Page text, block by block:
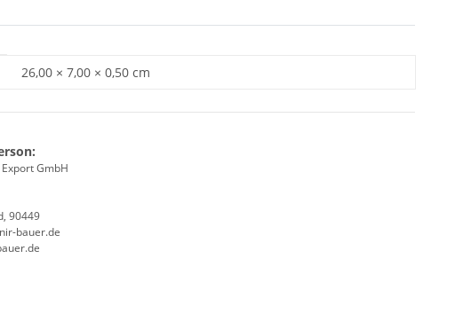
26,00 × 7,00 × 0,50 cm
GmbH
90449
bauer.de